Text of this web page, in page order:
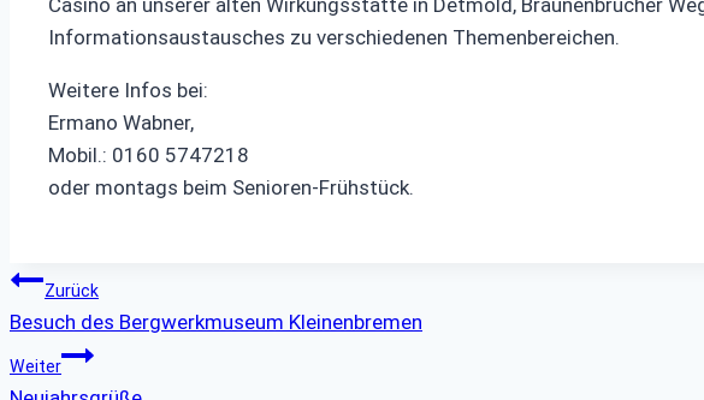
Informationsaustausches zu verschiedenen Themenbereichen.
Weitere Infos bei:
Ermano Wabner,
Mobil.: 0160 5747218
oder montags beim Senioren-Frühstück.
Beitragsnavigation
Zurück
Besuch des Bergwerkmuseum Kleinenbremen
Weiter